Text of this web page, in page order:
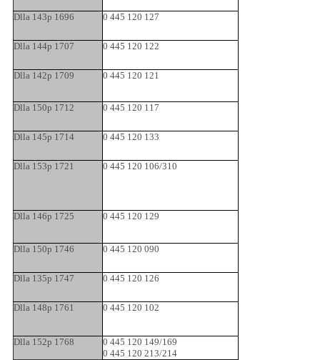
Dlla 143p 1696 0 445 120 127
Dlla 144p 1707 0 445 120 122
Dlla 142p 1709 0 445 120 121
Dlla 150p 1712 0 445 120 117
Dlla 145p 1714 0 445 120 133
Dlla 153p 1721 0 445 120 106/310
Dlla 146p 1725 0 445 120 129
Dlla 150p 1746 0 445 120 090
Dlla 135p 1747 0 445 120 126
Dlla 148p 1761 0 445 120 102
Dlla 152p 1768
0 445 120 149/169
0 445 120 213/214